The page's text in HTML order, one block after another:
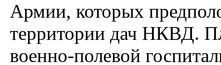
Армии, которых
территории дач НКВД.
военно-полевой